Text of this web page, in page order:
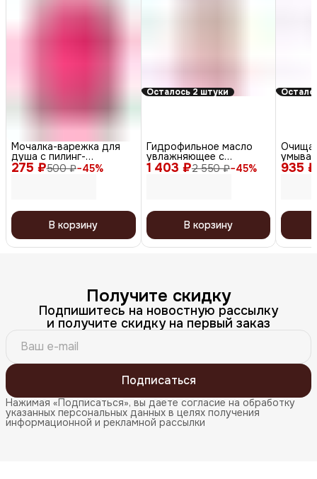
275 ₽500 ₽−45%
Мочалка-варежка для
душа с пилинг-
эффектом, уплотненная,
розовый
В корзину
Осталось 2 штуки
1 403 ₽2 550 ₽−45%
Гидрофильное масло
увлажняющее с
гиалуроновой кислотой
и кокосом / Hyaluronic
В корзину
935 ₽
и
Clean
Получите скидку
Подпишитесь на новостную рассылку
и получите скидку на первый заказ
Подписаться
Нажимая «Подписаться», вы даете согласие на обработку
указанных персональных данных в целях получения
информационной и рекламной рассылки